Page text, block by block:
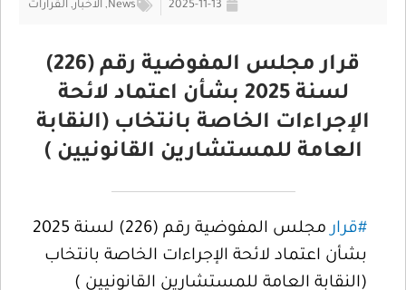
2025-11-13
News
, الأخبار, القرارات
قرار مجلس المفوضية رقم (226)
لسنة 2025 بشأن اعتماد لائحة
الإجراءات الخاصة بانتخاب (النقابة
العامة للمستشارين القانونيين )
#قرارمجلس المفوضية رقم (226) لسنة 2025
بشأن اعتماد لائحة الإجراءات الخاصة بانتخاب
(النقابة العامة للمستشارين القانونيين )